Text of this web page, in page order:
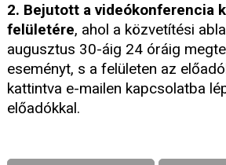
2. Bejutott a videókonferencia
felületére, ahol a közvetítési
augusztus 30-áig 24 óráig
eseményt, s a felületen az
kattintva e-mailen kapcsolatba
előadókkal.